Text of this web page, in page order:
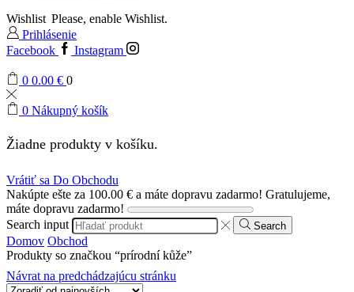
Wishlist Please, enable Wishlist.
Prihlásenie
Facebook
Instagram
0 0.00 € 0
0 Nákupný košík
Žiadne produkty v košíku.
Vrátiť sa Do Obchodu
Nakúpte ešte za 100.00 € a máte dopravu zadarmo! Gratulujeme,
máte dopravu zadarmo!
Search input
Search
Domov Obchod
Produkty so značkou “prírodní kůže”
Návrat na predchádzajúcu stránku